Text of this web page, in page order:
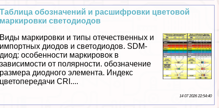
Таблица обозначений и расшифровки цветовой
маркировки светодиодов
Виды маркировки и типы отечественных и
импортных диодов и светодиодов. SDM-
диод: особенности маркировок в
зависимости от полярности. обозначение
размера диодного элемента. Индекс
цветопередачи CRI....
14 07 2026 22:54:40